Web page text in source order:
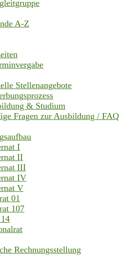
A-Z
Stellenangebote
& Studium
Fragen zur Ausbildung / FAQ
I
II
III
IV
V
01
107
Rechnungsstellung